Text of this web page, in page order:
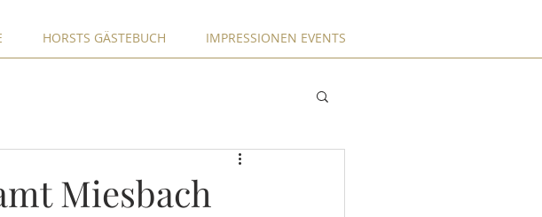
HORSTS GÄSTEBUCH IMPRESSIONEN EVENTS
Miesbach